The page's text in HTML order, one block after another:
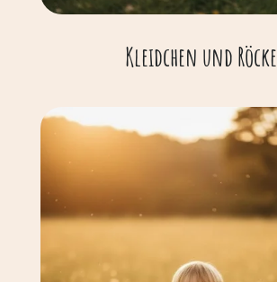
Kleidchen und Röcke